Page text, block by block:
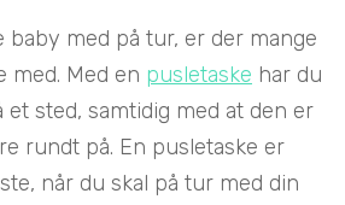
baby med på tur, er der mange
med. Med en pusletaske har du
et sted, samtidig med at den er
rundt på. En pusletaske er
når du skal på tur med din